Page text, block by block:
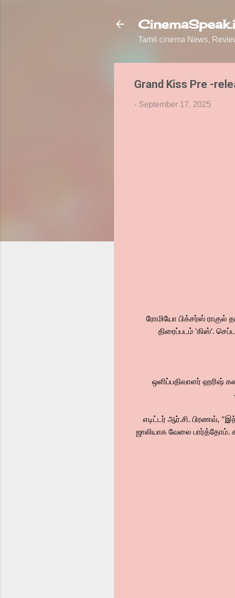
Tamil cinema News,
Grand Kiss Pre -
- September 17, 2025
ரோமியோ பிக்சர்ஸ் ராகுல்
திரைப்படம் 'கிஸ்'.
ஒளிப்பதிவாளர் ஹரிஷ்
எடிட்டர் ஆர்.சி. பிரணவ்,
ஜாலியாக வேலை பார்த்தோம்.